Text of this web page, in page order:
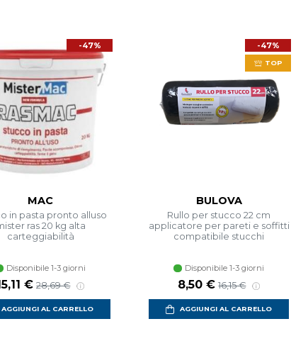
-47%
MAC
in pasta pronto alluso
ras 20 kg alta
carteggiabilità
Disponibile 1-3 giorni
€ 28,69 €
AGGIUNGI AL CARRELLO
-47%
TOP
BULOVA
Rullo per stucco 22 cm
applicatore per pareti e soffitti
compatibile stucchi
Disponibile 1-3 giorni
8,50 € 16,15 €
AGGIUNGI AL CARRELLO